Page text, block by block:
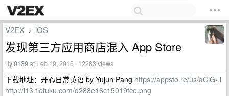
V2EX › iOS
发现第三方应用商店混入 App Store
By0139at Feb 19, 2016 · 12283 views
下载地址：开心日常英语 by Yujun Pang https://appsto.re/us/aCiG-.i
http://i13.tietuku.com/d288e16c15019fce.png